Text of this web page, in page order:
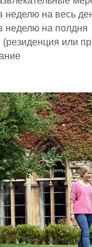
неделю на весь
неделю на полдня
или